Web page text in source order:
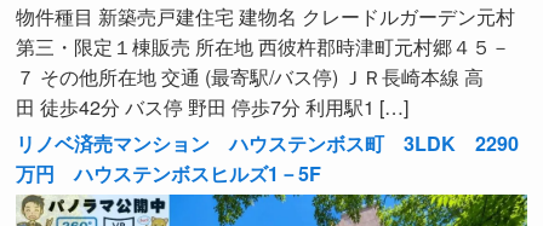
物件種目 新築売戸建住宅 建物名 クレードルガーデン元村
第三・限定１棟販売 所在地 西彼杵郡時津町元村郷４５－
７ その他所在地 交通 (最寄駅/バス停) ＪＲ長崎本線 高
田 徒歩42分 バス停 野田 停歩7分 利用駅1 […]
リノベ済売マンション ハウステンボス町 3LDK 2290
万円 ハウステンボスヒルズ1－5F